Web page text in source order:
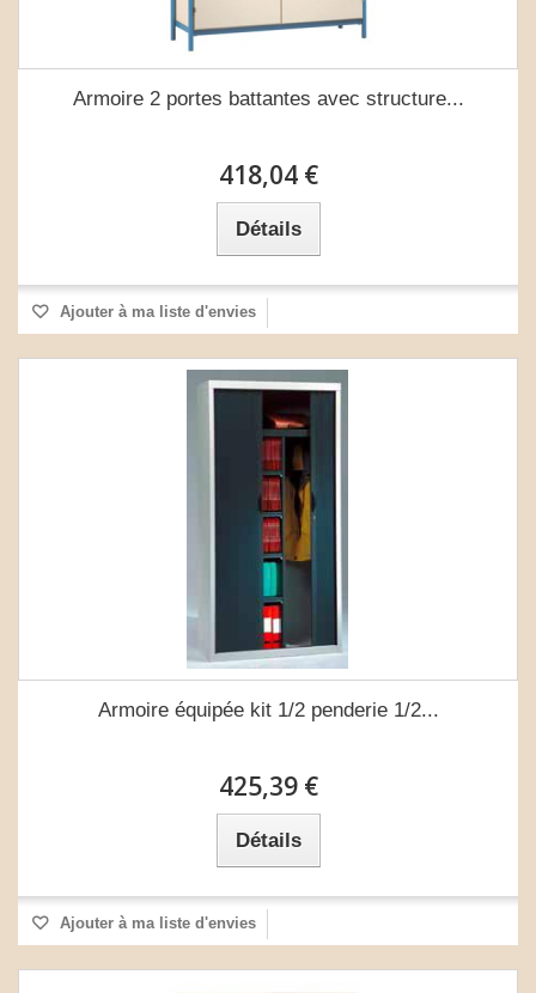
Armoire 2 portes battantes avec structure...
418,04 €
Détails
Ajouter à ma liste d'envies
Armoire équipée kit 1/2 penderie 1/2...
425,39 €
Détails
Ajouter à ma liste d'envies